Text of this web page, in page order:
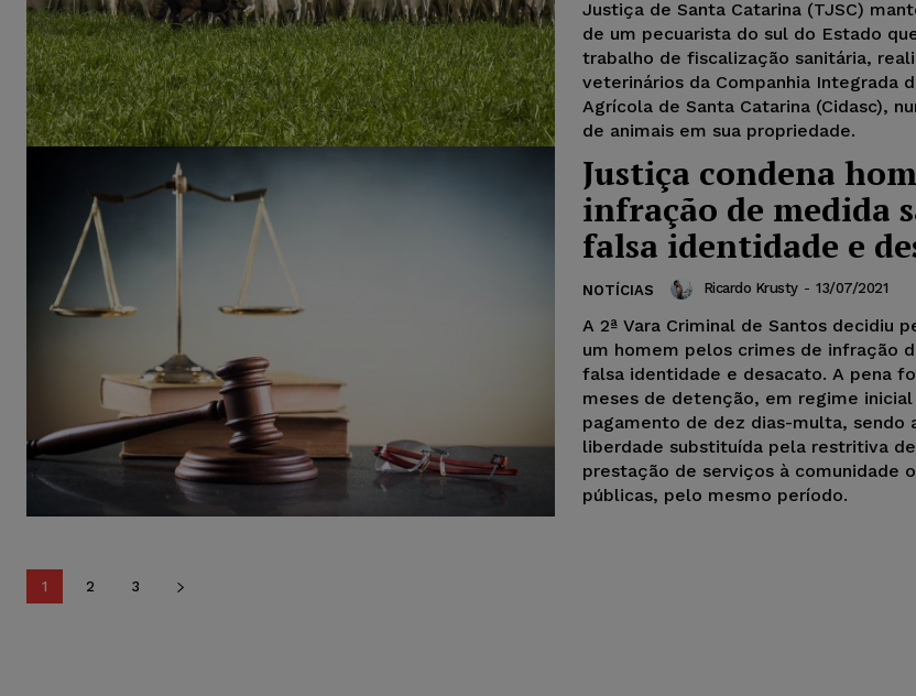
Justiça de Santa Catarina (TJSC)
de um pecuarista do sul do Estado
trabalho de fiscalização sanitária,
veterinários da Companhia Integrada
Agrícola de Santa Catarina (Cidasc),
de animais em sua propriedade.
Justiça condena
infração de medida
falsa identidade e
NOTÍCIAS Ricardo Krusty - 13/07/2021
A 2ª Vara Criminal de Santos decidiu
um homem pelos crimes de infração
falsa identidade e desacato. A pena
meses de detenção, em regime
pagamento de dez dias-multa, sendo
liberdade substituída pela restritiva
prestação de serviços à comunidade
públicas, pelo mesmo período.
1 2 3